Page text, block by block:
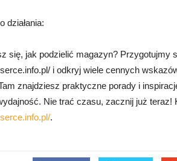
działania:
się, jak podzielić magazyn? Przygotujmy
i odkryj wiele cennych
znajdziesz praktyczne porady i
Nie trać czasu, zacznij już teraz!
.